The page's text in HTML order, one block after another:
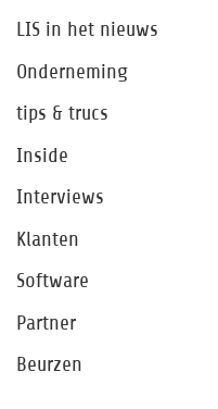
LIS in het nieuws
Onderneming
tips & trucs
Inside
Interviews
Klanten
Software
Partner
Beurzen